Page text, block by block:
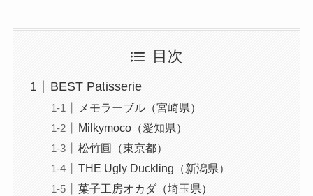
目次
BEST Patisserie
メモラーブル（宮崎県）
Milkymoco（愛知県）
松竹圓（東京都）
THE Ugly Duckling（新潟県）
菓子工房オカダ（埼玉県）